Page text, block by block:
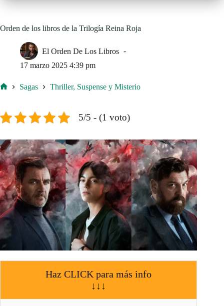
Orden de los libros de la Trilogía Reina Roja
El Orden De Los Libros
17 marzo 2025 4:39 pm
Sagas Thriller, Suspense y Misterio
5/5 - (1 voto)
Haz CLICK para más info
↓↓↓